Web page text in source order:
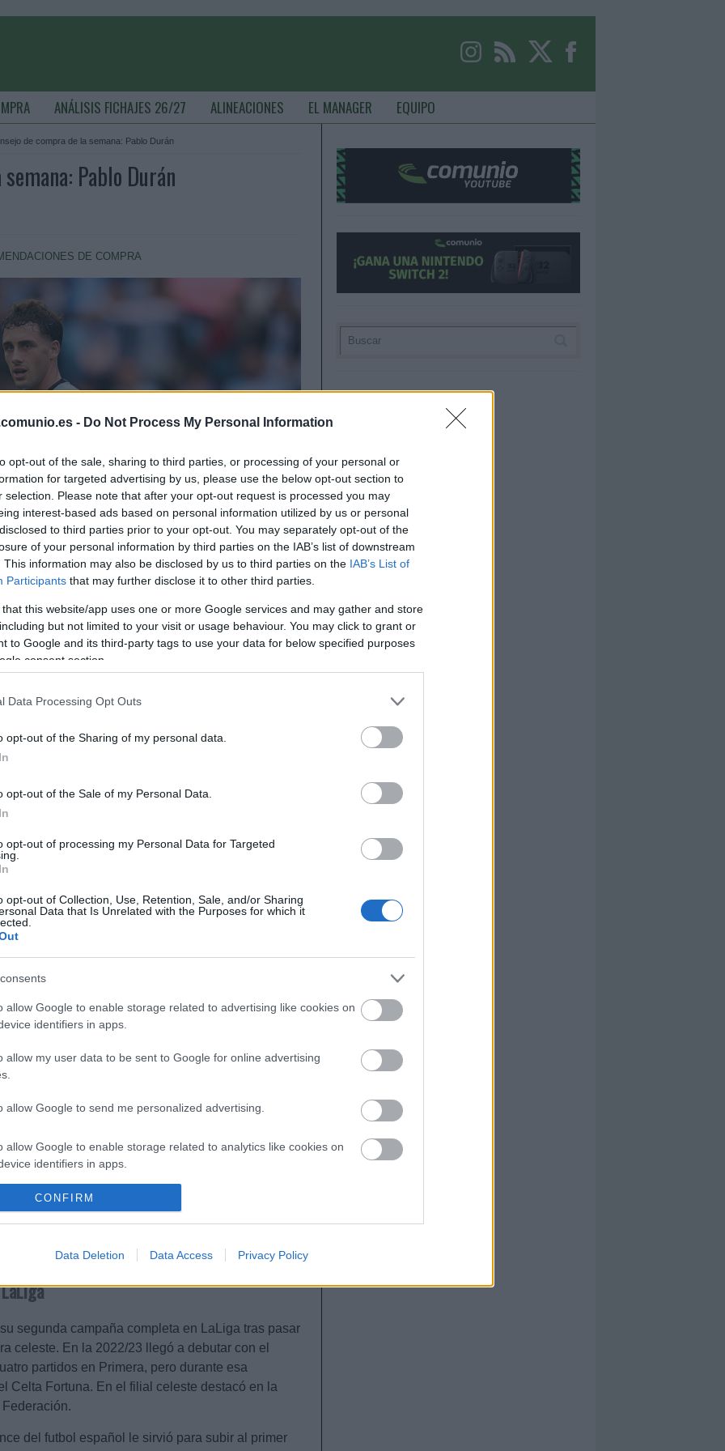
- Do Not Process My Personal Information
opt-out of the sale, sharing to third parties, or processing of your personal or
for targeted advertising by us, please use the below opt-out section to
selection. Please note that after your opt-out request is processed you may
interest-based ads based on personal information utilized by us or personal
to third parties prior to your opt-out. You may separately opt-out of the
of your personal information by third parties on the IAB’s list of downstream
This information may also be disclosed by us to third parties on the IAB’s List of
Participants that may further disclose it to other third parties.
that this website/app uses one or more Google services and may gather and store
but not limited to your visit or usage behaviour. You may click to grant or
to Google and its third-party tags to use your data for below specified purposes
consent section.
Data Processing Opt Outs
opt-out of the Sharing of my personal data.
opt-out of the Sale of my Personal Data.
opt-out of processing my Personal Data for Targeted
opt-out of Collection, Use, Retention, Sale, and/or Sharing
Data that Is Unrelated with the Purposes for which it
allow Google to enable storage related to advertising like cookies on
identifiers in apps.
allow my user data to be sent to Google for online advertising
allow Google to send me personalized advertising.
allow Google to enable storage related to analytics like cookies on
identifiers in apps.
allow Google to enable storage related to functionality of the website
allow Google to enable storage related to personalization.
allow Google to enable storage related to security, including
functionality and fraud prevention, and other user protection.
CONFIRM
Data Deletion Data Access Privacy Policy
ANÁLISIS FICHAJES 26/27 ALINEACIONES EL MANAGER EQUIPO
de compra de la semana: Pablo Durán
Pablo Durán
DE COMPRA
victoria de la temporada en LaLiga y Pablo
es el delantero con más puntos en las
perseguido en este inicio de temporada en
por 2-3. Ferran Jutglà fue la gran estrella
gol, el decisivo, lo anotó Pablo Durán.
los rojillos, pero aprovechó al máximo su
y marcó por segunda jornada consecutiva,
últimas jornadas, Durán ha conseguido 24
más puntos en este breve periodo.
estaba siendo nada positivo antes de encadenar
1 y 8 disputó siete partidos, cuatro de ellos cómo
tan sólo 13 puntos Comunio.
muchos minutos en los próximos
que tener en cuenta que Claudio Giraldez
partido saldrá desde el banquillo. Pese a ello,
tiene un valor de mercado de 1.050.000 €. En
400.000 euros.
jornada 10
10 de LaLiga 25/26 nos dejó varios lesionados,
o Alexis Sánchez. Repasamos su estado y
segunda campaña completa en LaLiga tras pasar
celeste. En la 2022/23 llegó a debutar con el
partidos en Primera, pero durante esa
Celta Fortuna. En el filial celeste destacó en la
del futbol español le sirvió para subir al primer